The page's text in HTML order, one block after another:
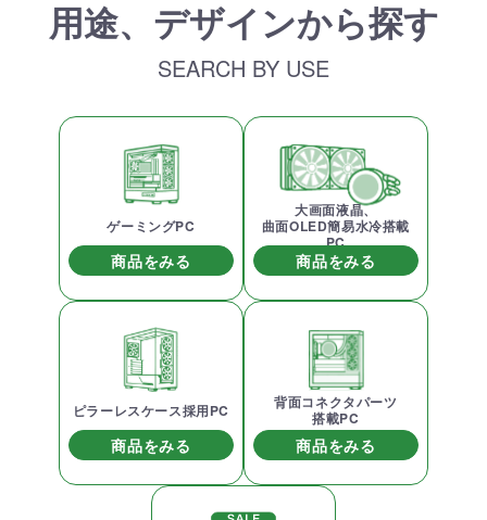
用途、デザインから探す
SEARCH BY USE
ゲーミングPC
商品をみる
大画面液晶、
曲面OLED簡易水冷搭載
PC
商品をみる
ピラーレスケース採用PC
商品をみる
背面コネクタパーツ
搭載PC
商品をみる